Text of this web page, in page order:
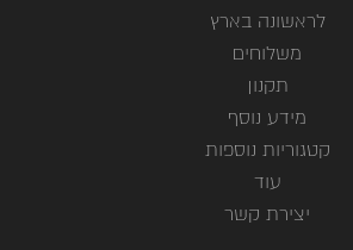
לראשונה בארץ
משלוחים
תקנון
מידע נוסף
קטגוריות נוספות
עוד
יצירת קשר